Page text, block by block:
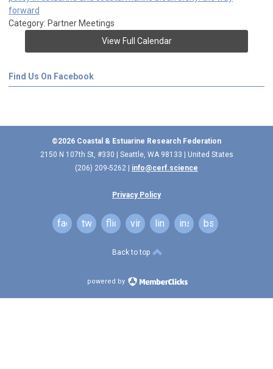
forward
Category: Partner Meetings
View Full Calendar
Find Us On Facebook
©2026 Coastal & Estuarine Research Federation
2150 N 107th St, #330 | Seattle, WA 98133 | United States
(206) 209-5262 | info@cerf.science
Privacy Policy
facebooktwitterflickr vimeo linkedininstagram
bsky
Back to top
powered by